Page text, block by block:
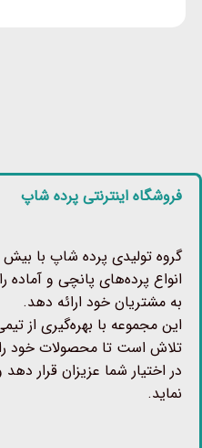
فروشگاه اینترنتی پرده شاپ
گروه تولیدی پرده شاپ با
انواع پرده‌های پانچی و
به مشتریان خود ارائه دهد.
این مجموعه با بهره‌گیری از
تلاش است تا محصولات خود را
در اختیار شما عزیزان قرار
نماید.